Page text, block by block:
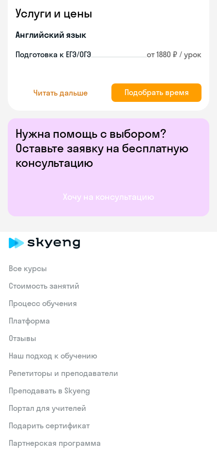
Нужна помощь с выбором?
Оставьте заявку на бесплатную
консультацию
Хочу на консультацию
Услуги и цены
Английский язык
Подготовка к ЕГЭ/ОГЭ от 1880 ₽ / урок
Читать дальше Подобрать время
Все курсы
Стоимость занятий
Процесс обучения
Платформа
Отзывы
Наш подход к обучению
Репетиторы и преподаватели
Преподавать в Skyeng
Портал для учителей
Подарить сертификат
Партнерская программа